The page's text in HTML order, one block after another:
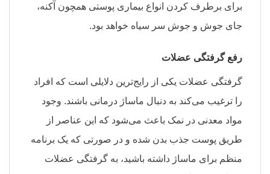
برای برطرف کردن انواع بیماری پوستی همچون آکنه،
جای جوش و جوش سر سیاه خواهد بود.
رفع گرفتگی عضلات
گرفتگی عضلات یکی از رایج‌ترین دلایلی است که افراد
را ترغیب می‌کند به دنبال ماساژ درمانی باشند. وجود
مواد معدنی در نمک باعث می‌شود که این عناصر از
طریق پوست جذب بدن شده و در صورتی که یک برنامه
منظم برای ماساژ داشته باشید، به گرفتگی عضلات